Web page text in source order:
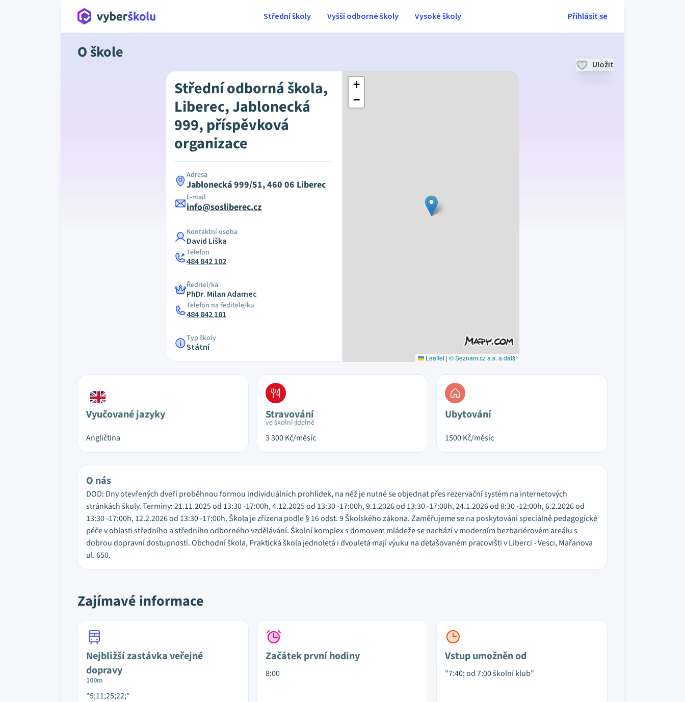
Přihlásit se
Střední školy Vyšší odborné školy Vysoké školy
O škole
Uložit
Střední odborná škola,
Liberec, Jablonecká
999, příspěvková
organizace
Adresa
Jablonecká 999/51, 460 06 Liberec
E-mail
info@sosliberec.cz
Kontaktní osoba
David Liška
Telefon
484 842 102
Ředitel/ka
PhDr. Milan Adamec
Telefon na ředitele/ku
484 842 101
Typ školy
Státní
+
−
Leaflet | © Seznam.cz a.s. a další
Vyučované jazyky
Angličtina
Stravování
ve školní jídelně
3 300Kč/měsíc
Ubytování
1500Kč/měsíc
O nás
DOD: Dny otevřených dveří proběhnou formou individuálních prohlídek, na něž je nutné se objednat přes rezervační systém na internetových
stránkách školy. Termíny: 21.11.2025 od 13:30 -17:00h, 4.12.2025 od 13:30 -17:00h, 9.1.2026 od 13:30 -17:00h, 24.1.2026 od 8:30 -12:00h, 6.2.2026 od
13:30 -17:00h, 12.2.2026 od 13:30 -17:00h. Škola je zřízena podle § 16 odst. 9 Školského zákona. Zaměřujeme se na poskytování speciálně pedagogické
péče v oblasti středního a středního odborného vzdělávání. Školní komplex s domovem mládeže se nachází v moderním bezbariérovém areálu s
dobrou dopravní dostupností. Obchodní škola, Praktická škola jednoletá i dvouletá mají výuku na detašovaném pracovišti v Liberci - Vesci, Mařanova
ul. 650.
Zajímavé informace
Nejbližší zastávka veřejné
dopravy
100m
"5;11;25;22;"
Začátek první hodiny
8:00
Vstup umožněn od
"7:40; od 7:00 školní klub"